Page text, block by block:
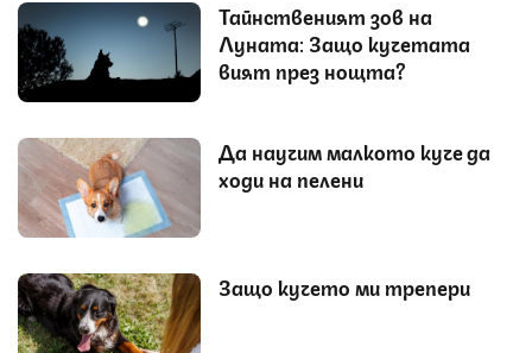
Тайнственият зов на
Луната: Защо кучетата
вият през нощта?
Да научим малкото куче да
ходи на пелени
Защо кучето ми трепери